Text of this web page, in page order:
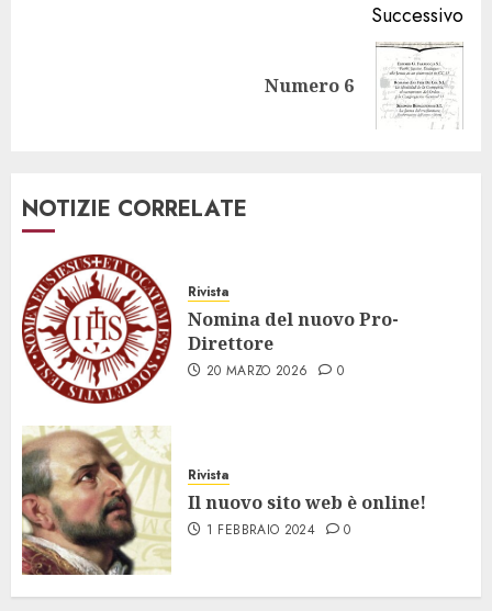
Successivo
Numero 6
NOTIZIE CORRELATE
Rivista
Nomina del nuovo Pro-
Direttore
20 MARZO 2026 0
Rivista
Il nuovo sito web è online!
1 FEBBRAIO 2024 0